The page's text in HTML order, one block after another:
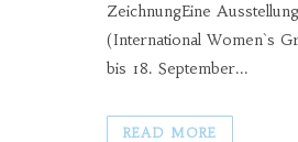
ZeichnungEine
(International Women`s
bis 18. September...
READ MORE